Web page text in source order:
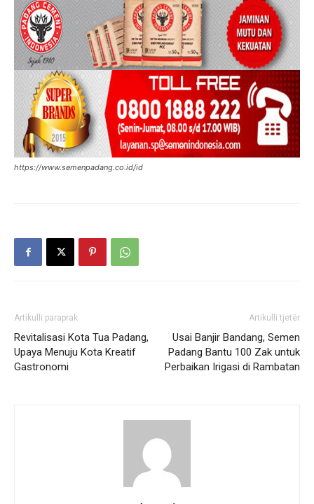
https://www.semenpadang.co.id/id
Artikulli paraprak
Revitalisasi Kota Tua Padang,
Upaya Menuju Kota Kreatif
Gastronomi
Artikulli tjetër
Usai Banjir Bandang, Semen
Padang Bantu 100 Zak untuk
Perbaikan Irigasi di Rambatan